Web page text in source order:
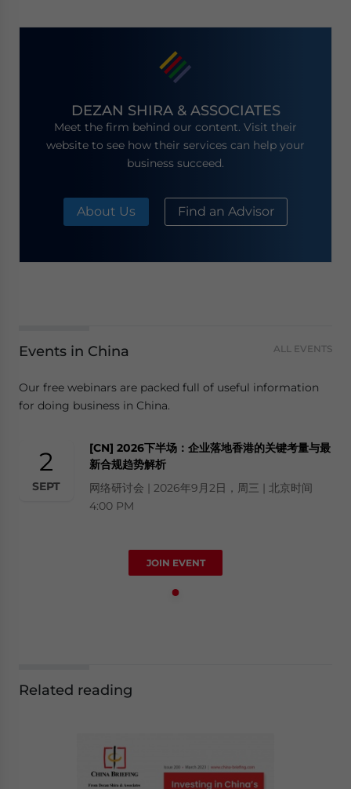
DEZAN SHIRA & ASSOCIATES
Meet the firm behind our content. Visit their
website to see how their services can help your
business succeed.
About Us Find an Advisor
Events in China ALL EVENTS
Our free webinars are packed full of useful information
for doing business in China.
2
SEPT
[CN] 2026下半场：企业落地香港的关键考量与最
新合规趋势解析
网络研讨会 | 2026年9月2日，周三 | 北京时间
4:00 PM
JOIN EVENT
Related reading